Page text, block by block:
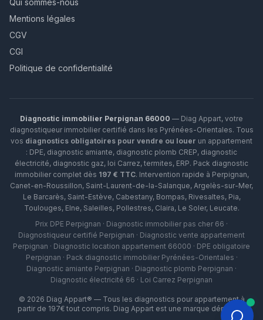
Qui sommes-nous
Mentions légales
CGV
CGI
Politique de confidentialité
Diagnostic immobilier Perpignan 66000 — Diag Appart, votre
diagnostiqueur immobilier certifié dans les Pyrénées-Orientales. Tous
vos diagnostics obligatoires pour vendre ou louer un appartement
: DPE, diagnostic amiante, diagnostic plomb CREP, diagnostic
électricité, diagnostic gaz, loi Carrez, termites, ERP. Pack diagnostic
immobilier complet dès 197 € TTC. Intervention rapide à Perpignan,
Canet-en-Roussillon, Saint-Laurent-de-la-Salanque, Argelès-sur-Mer,
Le Barcarès, Saint-Estève, Cabestany, Bompas, Rivesaltes, Pia,
Toulouges, Elne, Saleilles, Pollestres, Claira, Le Soler, Leucate.
Prix DPE Perpignan · Diagnostic immobilier pas cher 66 ·
Diagnostiqueur certifié Perpignan · Diagnostic vente appartement
Perpignan · Diagnostic location appartement 66000 · DPE obligatoire
Perpignan · Pack diagnostic immobilier Pyrénées-Orientales ·
Diagnostic amiante Perpignan · Diagnostic plomb Perpignan ·
Diagnostic électricité 66 · Loi Carrez Perpignan
© 2026 Diag Appart® — Tous les diagnostics pour appartement à
partir de 197€ tout compris. Diag Appart est une marque déposée.